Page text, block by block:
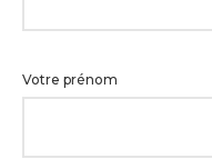
Votre prénom